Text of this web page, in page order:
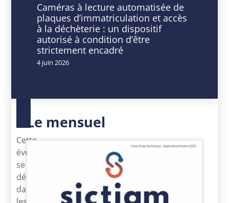
DATE
28
Avr
2025
Expiré!
HEURE
9
h
00
min
h
min
Cette
évènement
se
déroulera
dans
Caméras à lecture automatisée de
plaques d’immatriculation et accès
à la déchèterie : un dispositif
autorisé à condition d’être
strictement encadré
4 juin 2026
Le mensuel